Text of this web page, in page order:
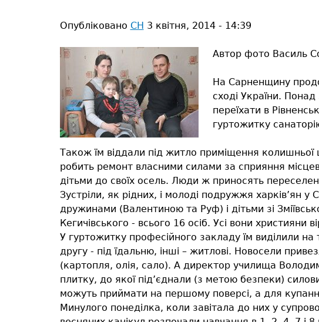
Опубліковано СН 3 квітня, 2014 - 14:39
Автор фото Василь
На Сарненщину
сході України.
переїхати в
гуртожитку
Також їм віддали під житло приміщення
робить ремонт власними силами за сприяння
дітьми до своїх осель. Люди ж приносять
Зустріли, як рідних, і молоді подружжя харків’ян
дружинами (Валентиною та Руф) і дітьми зі
Кегичівського - всього 16 осіб. Усі вони християни
У гуртожитку професійного закладу їм виділили
другу - під їдальню, інші – житлові. Новосели
(картопля, олія, сало). А директор училища
плитку, до якої під’єднали (з метою безпеки)
можуть приймати на першому поверсі, а для
Минулого понеділка, коли завітала до них у